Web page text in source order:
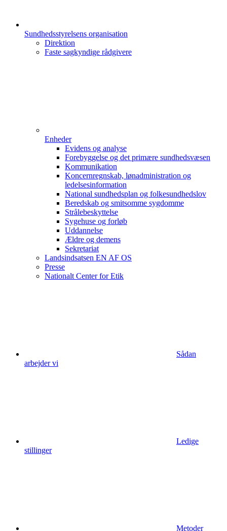
Sundhedsstyrelsens organisation
Direktion
Faste sagkyndige rådgivere
Enheder
Evidens og analyse
Forebyggelse og det primære sundhedsvæsen
Kommunikation
Koncernregnskab, lønadministration og
ledelsesinformation
National sundhedsplan og folkesundhedslov
Beredskab og smitsomme sygdomme
Strålebeskyttelse
Sygehuse og forløb
Uddannelse
Ældre og demens
Sekretariat
Landsindsatsen EN AF OS
Presse
Nationalt Center for Etik
Sådan
arbejder vi
Ledige
stillinger
Metoder